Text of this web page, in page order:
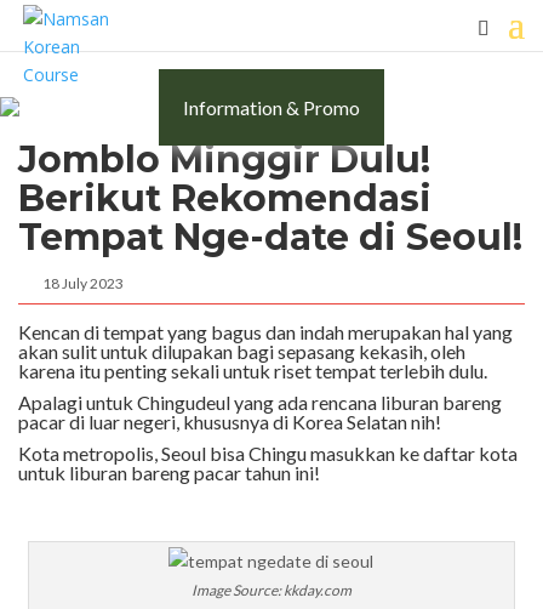
Information & Promo
Jomblo Minggir Dulu!
Berikut Rekomendasi
Tempat Nge-date di Seoul!
18 July 2023
Kencan di tempat yang bagus dan indah merupakan hal yang
akan sulit untuk dilupakan bagi sepasang kekasih, oleh
karena itu penting sekali untuk riset tempat terlebih dulu.
Apalagi untuk Chingudeul yang ada rencana liburan bareng
pacar di luar negeri, khususnya di Korea Selatan nih!
Kota metropolis, Seoul bisa Chingu masukkan ke daftar kota
untuk liburan bareng pacar tahun ini!
Image Source: kkday.com